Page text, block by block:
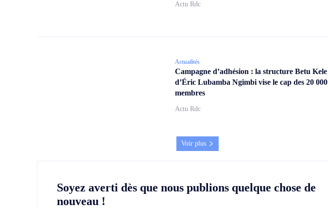
Actu Rdc
Actualités
Campagne d’adhésion : la structure Betu Kele
d’Éric Lubamba Ngimbi vise le cap des 20 000
membres
Actu Rdc
Voir plus
Soyez averti dès que nous publions quelque chose de
nouveau !